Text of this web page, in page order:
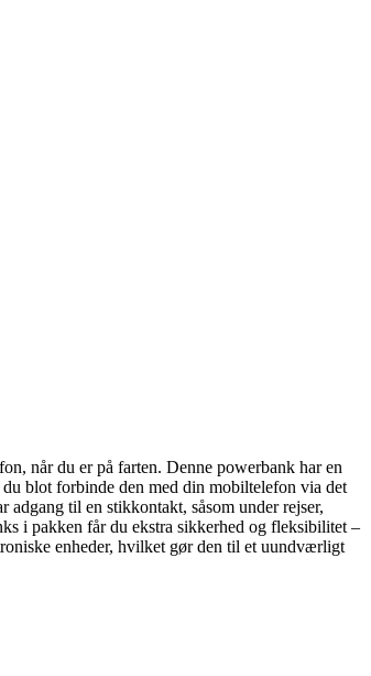
når du er på farten. Denne powerbank har en
blot forbinde den med din mobiltelefon via det
til en stikkontakt, såsom under rejser,
i pakken får du ekstra sikkerhed og fleksibilitet –
enheder, hvilket gør den til et uundværligt